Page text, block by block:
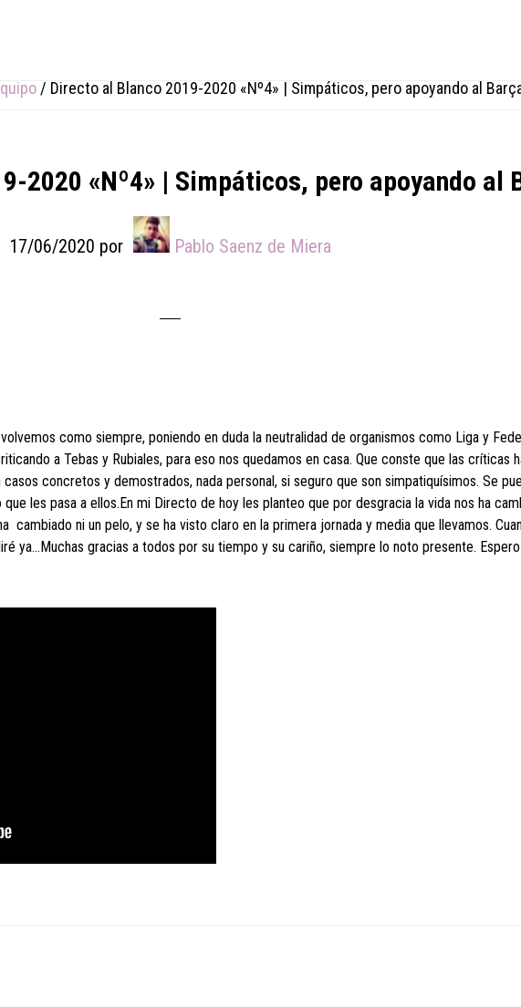
/ Directo al Blanco 2019-2020 «Nº4» | Simpáticos, pero apoyando al
2020 «Nº4» | Simpáticos, pero apoyando al
17/06/2020 por Pablo Saenz de Miera
como siempre, poniendo en duda la neutralidad de organismos como Liga y
a Tebas y Rubiales, para eso nos quedamos en casa. Que conste que las críticas
concretos y demostrados, nada personal, si seguro que son simpatiquísimos. Se
les pasa a ellos.En mi Directo de hoy les planteo que por desgracia la vida nos ha
cambiado ni un pelo, y se ha visto claro en la primera jornada y media que llevamos.
ya…Muchas gracias a todos por su tiempo y su cariño, siempre lo noto presente.